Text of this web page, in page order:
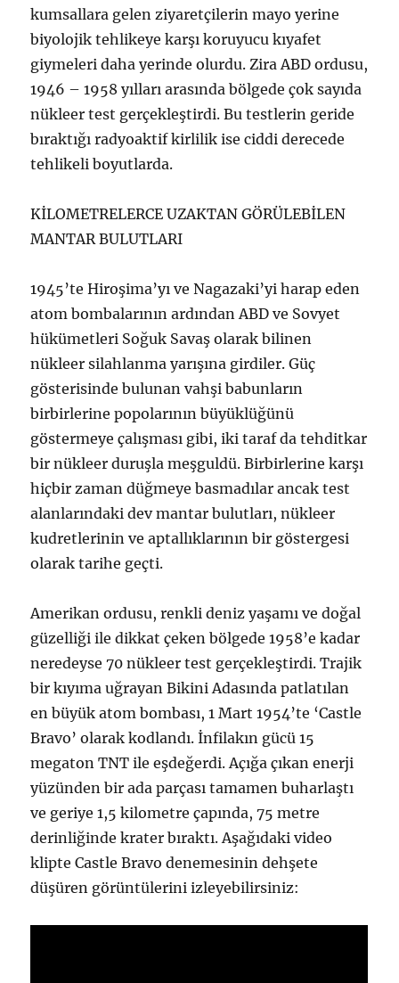
kumsallara gelen ziyaretçilerin mayo yerine
biyolojik tehlikeye karşı koruyucu kıyafet
giymeleri daha yerinde olurdu. Zira ABD ordusu,
1946 – 1958 yılları arasında bölgede çok sayıda
nükleer test gerçekleştirdi. Bu testlerin geride
bıraktığı radyoaktif kirlilik ise ciddi derecede
tehlikeli boyutlarda.
KİLOMETRELERCE UZAKTAN GÖRÜLEBİLEN
MANTAR BULUTLARI
1945’te Hiroşima’yı ve Nagazaki’yi harap eden
atom bombalarının ardından ABD ve Sovyet
hükümetleri Soğuk Savaş olarak bilinen
nükleer silahlanma yarışına girdiler. Güç
gösterisinde bulunan vahşi babunların
birbirlerine popolarının büyüklüğünü
göstermeye çalışması gibi, iki taraf da tehditkar
bir nükleer duruşla meşguldü. Birbirlerine karşı
hiçbir zaman düğmeye basmadılar ancak test
alanlarındaki dev mantar bulutları, nükleer
kudretlerinin ve aptallıklarının bir göstergesi
olarak tarihe geçti.
Amerikan ordusu, renkli deniz yaşamı ve doğal
güzelliği ile dikkat çeken bölgede 1958’e kadar
neredeyse 70 nükleer test gerçekleştirdi. Trajik
bir kıyıma uğrayan Bikini Adasında patlatılan
en büyük atom bombası, 1 Mart 1954’te ‘Castle
Bravo’ olarak kodlandı. İnfilakın gücü 15
megaton TNT ile eşdeğerdi. Açığa çıkan enerji
yüzünden bir ada parçası tamamen buharlaştı
ve geriye 1,5 kilometre çapında, 75 metre
derinliğinde krater bıraktı. Aşağıdaki video
klipte Castle Bravo denemesinin dehşete
düşüren görüntülerini izleyebilirsiniz: